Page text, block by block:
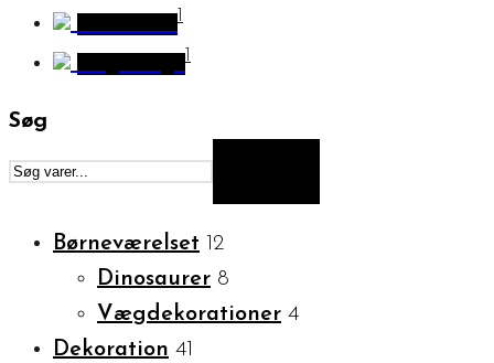
1
1
Søg
Børneværelset 12
Dinosaurer 8
Vægdekorationer 4
Dekoration 41